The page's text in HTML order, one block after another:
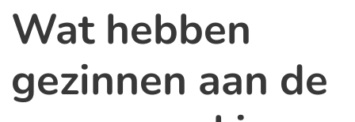
Wat hebben
gezinnen aan de